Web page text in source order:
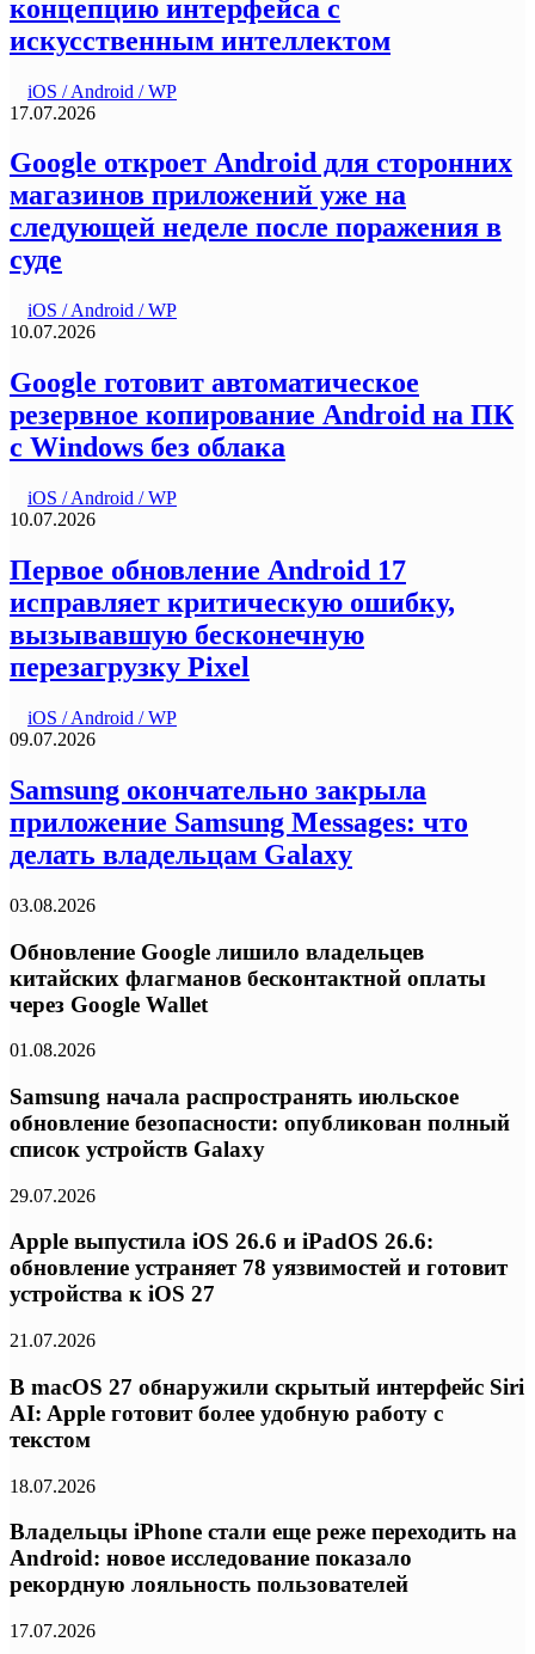
концепцию интерфейса с
искусственным интеллектом
iOS / Android / WP
17.07.2026
Google откроет Android для сторонних
магазинов приложений уже на
следующей неделе после поражения в
суде
iOS / Android / WP
10.07.2026
Google готовит автоматическое
резервное копирование Android на ПК
с Windows без облака
iOS / Android / WP
10.07.2026
Первое обновление Android 17
исправляет критическую ошибку,
вызывавшую бесконечную
перезагрузку Pixel
iOS / Android / WP
09.07.2026
Samsung окончательно закрыла
приложение Samsung Messages: что
делать владельцам Galaxy
03.08.2026
Обновление Google лишило владельцев
китайских флагманов бесконтактной оплаты
через Google Wallet
01.08.2026
Samsung начала распространять июльское
обновление безопасности: опубликован полный
список устройств Galaxy
29.07.2026
Apple выпустила iOS 26.6 и iPadOS 26.6:
обновление устраняет 78 уязвимостей и готовит
устройства к iOS 27
21.07.2026
В macOS 27 обнаружили скрытый интерфейс Siri
AI: Apple готовит более удобную работу с
текстом
18.07.2026
Владельцы iPhone стали еще реже переходить на
Android: новое исследование показало
рекордную лояльность пользователей
17.07.2026